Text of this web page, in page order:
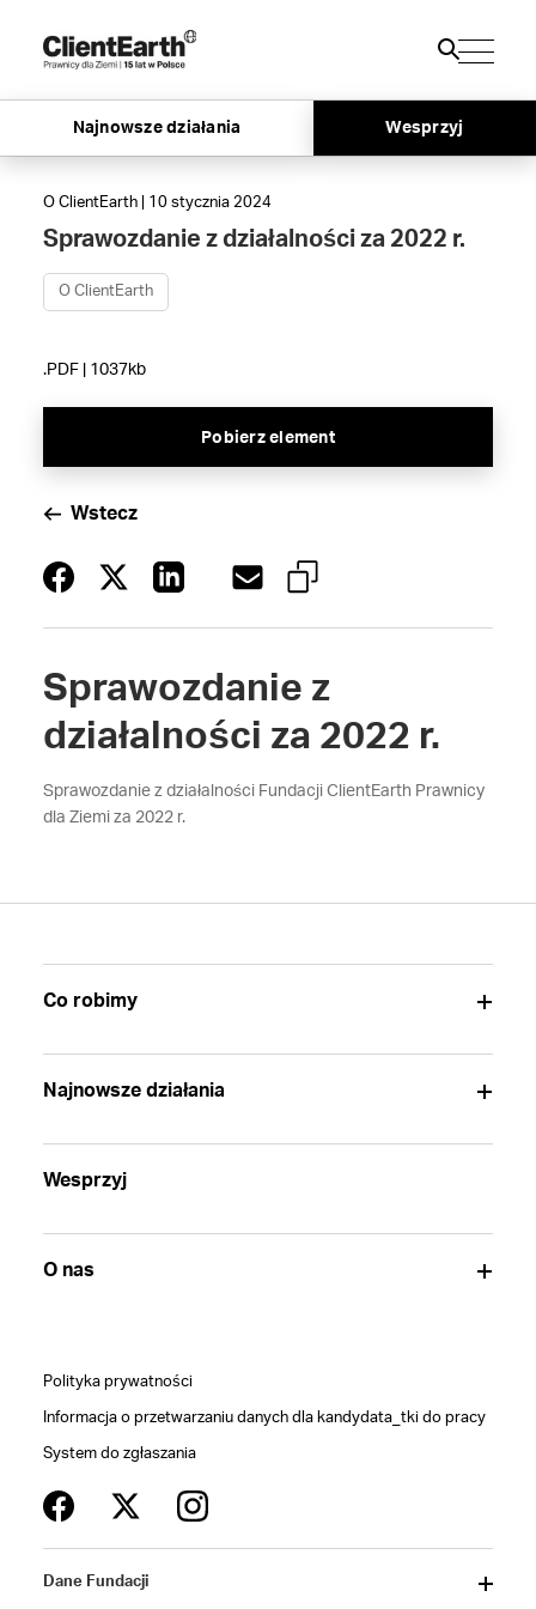
Najnowsze działania Wesprzyj
O ClientEarth | 10 stycznia 2024
Sprawozdanie z działalności za 2022 r.
O ClientEarth
.PDF | 1037kb
Pobierz element
Wstecz
Sprawozdanie z
działalności za 2022 r.
Sprawozdanie z działalności Fundacji ClientEarth Prawnicy
dla Ziemi za 2022 r.
Co robimy
Najnowsze działania
Wesprzyj
O nas
Polityka prywatności
Informacja o przetwarzaniu danych dla kandydata_tki do pracy
System do zgłaszania
Dane Fundacji